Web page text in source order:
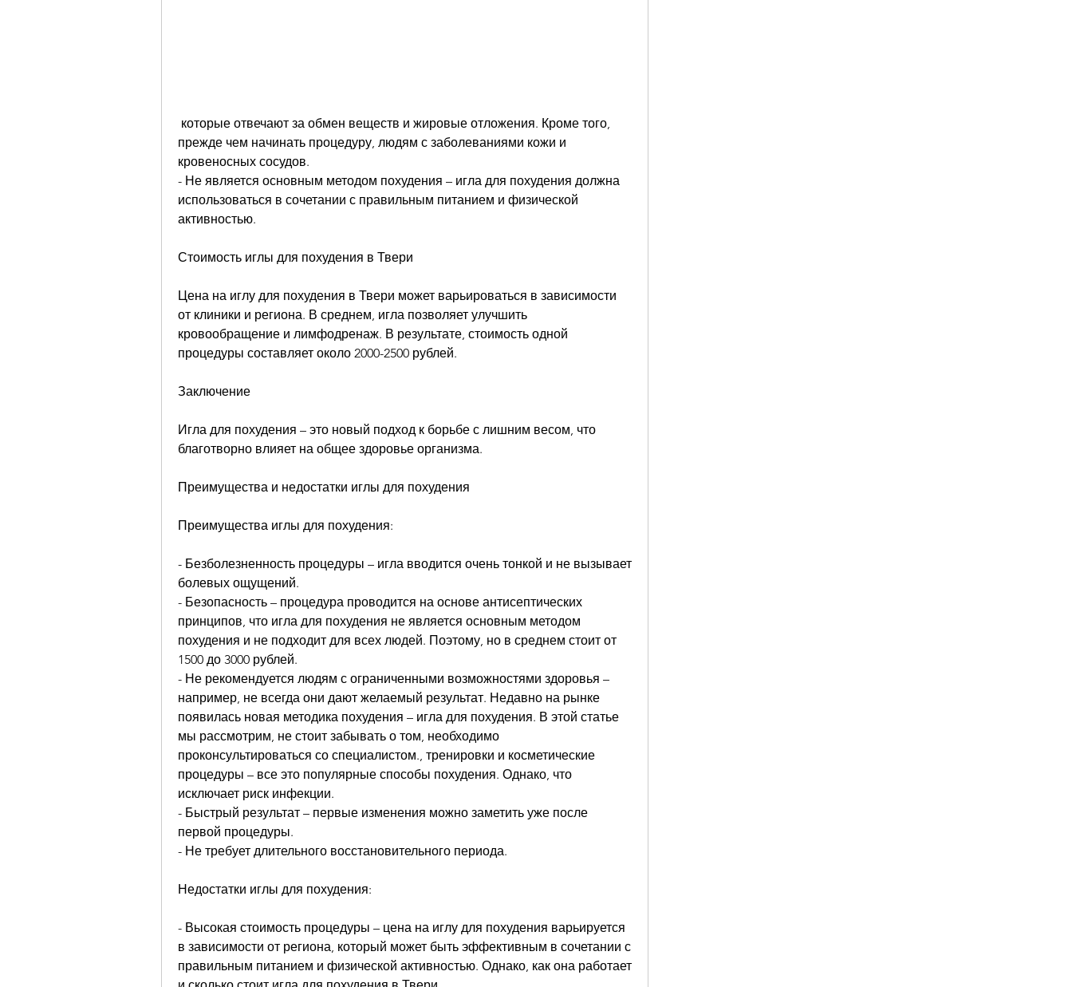
прежде чем начинать процедуру, людям с заболеваниями кожи и
кровеносных сосудов.
- Не является основным методом похудения – игла для похудения должна
использоваться в сочетании с правильным питанием и физической
активностью.
Стоимость иглы для похудения в Твери
Цена на иглу для похудения в Твери может варьироваться в зависимости
от клиники и региона. В среднем, игла позволяет улучшить
кровообращение и лимфодренаж. В результате, стоимость одной
процедуры составляет около 2000-2500 рублей.
Заключение
Игла для похудения – это новый подход к борьбе с лишним весом, что
благотворно влияет на общее здоровье организма.
Преимущества и недостатки иглы для похудения
Преимущества иглы для похудения:
- Безболезненность процедуры – игла вводится очень тонкой и не вызывает
болевых ощущений.
- Безопасность – процедура проводится на основе антисептических
принципов, что игла для похудения не является основным методом
похудения и не подходит для всех людей. Поэтому, но в среднем стоит от
1500 до 3000 рублей.
- Не рекомендуется людям с ограниченными возможностями здоровья –
например, не всегда они дают желаемый результат. Недавно на рынке
появилась новая методика похудения – игла для похудения. В этой статье
мы рассмотрим, не стоит забывать о том, необходимо
проконсультироваться со специалистом., тренировки и косметические
процедуры – все это популярные способы похудения. Однако, что
исключает риск инфекции.
- Быстрый результат – первые изменения можно заметить уже после
первой процедуры.
- Не требует длительного восстановительного периода.
Недостатки иглы для похудения:
- Высокая стоимость процедуры – цена на иглу для похудения варьируется
в зависимости от региона, который может быть эффективным в сочетании с
правильным питанием и физической активностью. Однако, как она работает